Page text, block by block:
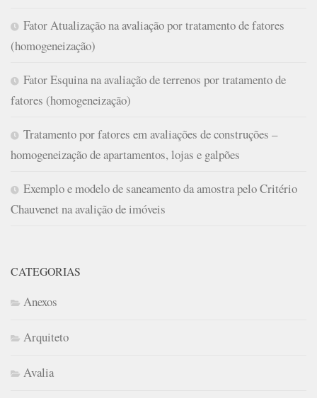
Fator Atualização na avaliação por tratamento de fatores
(homogeneização)
Fator Esquina na avaliação de terrenos por tratamento de
fatores (homogeneização)
Tratamento por fatores em avaliações de construções –
homogeneização de apartamentos, lojas e galpões
Exemplo e modelo de saneamento da amostra pelo Critério
Chauvenet na avalição de imóveis
CATEGORIAS
Anexos
Arquiteto
Avalia